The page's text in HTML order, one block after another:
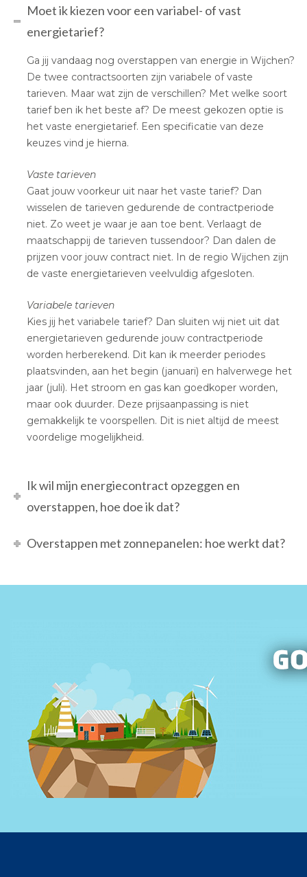
Moet ik kiezen voor een variabel- of vast
energietarief?
Ga jij vandaag nog overstappen van energie in Wijchen?
De twee contractsoorten zijn variabele of vaste
tarieven. Maar wat zijn de verschillen? Met welke soort
tarief ben ik het beste af? De meest gekozen optie is
het vaste energietarief. Een specificatie van deze
keuzes vind je hierna.
Vaste tarieven
Gaat jouw voorkeur uit naar het vaste tarief? Dan
wisselen de tarieven gedurende de contractperiode
niet. Zo weet je waar je aan toe bent. Verlaagt de
maatschappij de tarieven tussendoor? Dan dalen de
prijzen voor jouw contract niet. In de regio Wijchen zijn
de vaste energietarieven veelvuldig afgesloten.
Variabele tarieven
Kies jij het variabele tarief? Dan sluiten wij niet uit dat
energietarieven gedurende jouw contractperiode
worden herberekend. Dit kan ik meerder periodes
plaatsvinden, aan het begin (januari) en halverwege het
jaar (juli). Het stroom en gas kan goedkoper worden,
maar ook duurder. Deze prijsaanpassing is niet
gemakkelijk te voorspellen. Dit is niet altijd de meest
voordelige mogelijkheid.
Ik wil mijn energiecontract opzeggen en
overstappen, hoe doe ik dat?
Overstappen met zonnepanelen: hoe werkt dat?